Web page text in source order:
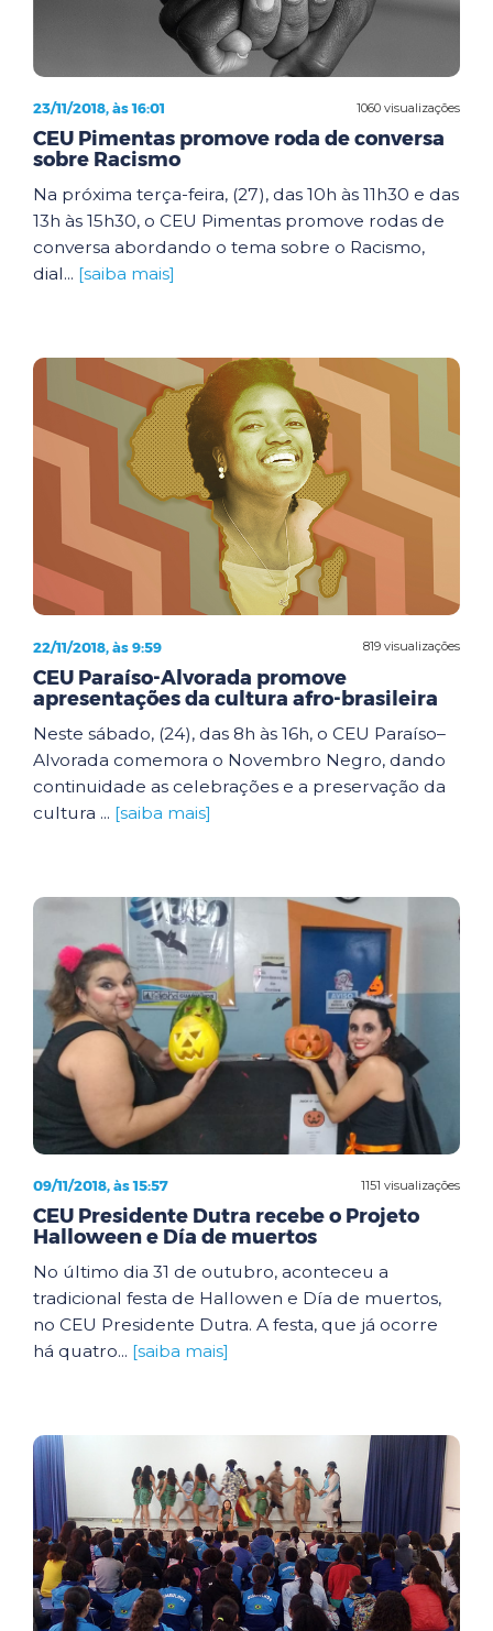
1060 visualizações
23/11/2018, às 16:01
CEU Pimentas promove roda de conversa
sobre Racismo
Na próxima terça-feira, (27), das 10h às 11h30 e das
13h às 15h30, o CEU Pimentas promove rodas de
conversa abordando o tema sobre o Racismo,
dial... [saiba mais]
819 visualizações
22/11/2018, às 9:59
CEU Paraíso-Alvorada promove
apresentações da cultura afro-brasileira
Neste sábado, (24), das 8h às 16h, o CEU Paraíso–
Alvorada comemora o Novembro Negro, dando
continuidade as celebrações e a preservação da
cultura ... [saiba mais]
1151 visualizações
09/11/2018, às 15:57
CEU Presidente Dutra recebe o Projeto
Halloween e Día de muertos
No último dia 31 de outubro, aconteceu a
tradicional festa de Hallowen e Día de muertos,
no CEU Presidente Dutra. A festa, que já ocorre
há quatro... [saiba mais]